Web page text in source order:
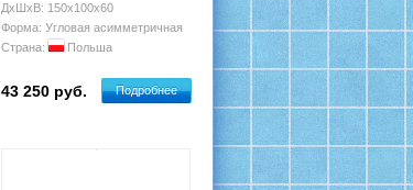
ДхШхВ: 150х100х60
Форма: Угловая асимметричная
Страна:
Польша
43 250 руб. Подробнее